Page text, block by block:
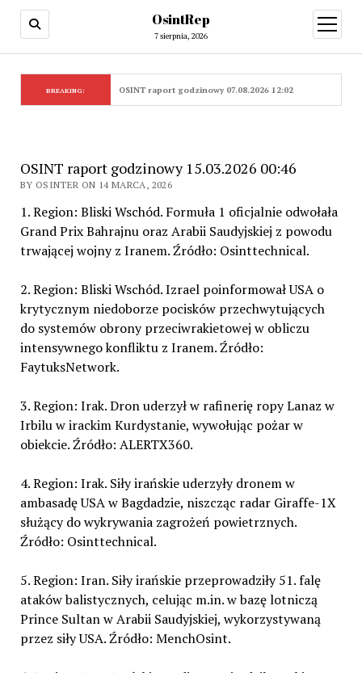
OsintRep
7 sierpnia, 2026
open
menu
BREAKING: OSINT raport godzinowy 07.08.2026 12:02
OSINT raport godzinowy 15.03.2026 00:46
BY OSINTER ON 14 MARCA, 2026
1. Region: Bliski Wschód. Formuła 1 oficjalnie odwołała
Grand Prix Bahrajnu oraz Arabii Saudyjskiej z powodu
trwającej wojny z Iranem. Źródło: Osinttechnical.
2. Region: Bliski Wschód. Izrael poinformował USA o
krytycznym niedoborze pocisków przechwytujących
do systemów obrony przeciwrakietowej w obliczu
intensywnego konfliktu z Iranem. Źródło:
FaytuksNetwork.
3. Region: Irak. Dron uderzył w rafinerię ropy Lanaz w
Irbilu w irackim Kurdystanie, wywołując pożar w
obiekcie. Źródło: ALERTX360.
4. Region: Irak. Siły irańskie uderzyły dronem w
ambasadę USA w Bagdadzie, niszcząc radar Giraffe-1X
służący do wykrywania zagrożeń powietrznych.
Źródło: Osinttechnical.
5. Region: Iran. Siły irańskie przeprowadziły 51. falę
ataków balistycznych, celując m.in. w bazę lotniczą
Prince Sultan w Arabii Saudyjskiej, wykorzystywaną
przez siły USA. Źródło: MenchOsint.